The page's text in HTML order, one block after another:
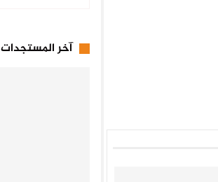
آخر المستجدات